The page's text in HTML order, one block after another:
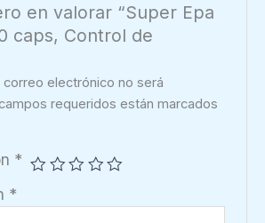
en valorar “Super Epa
caps, Control de
correo electrónico no será
requeridos están marcados
*
*